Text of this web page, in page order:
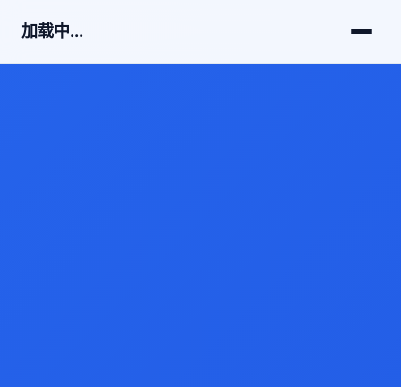
加载中...